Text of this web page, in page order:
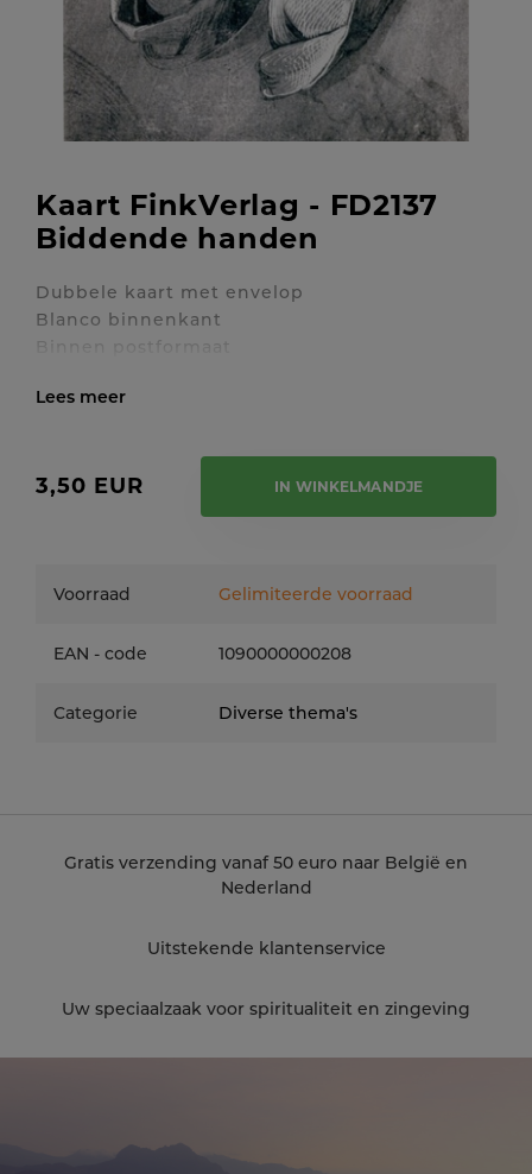
Kaart FinkVerlag - FD2137
Biddende handen
Dubbele kaart met envelop
Blanco binnenkant
Binnen postformaat
3,50 EUR IN WINKELMANDJE
Voorraad Gelimiteerde voorraad
EAN - code 1090000000208
Categorie Diverse thema's
Gratis verzending vanaf 50 euro naar België en
Nederland
Uitstekende klantenservice
Uw speciaalzaak voor spiritualiteit en zingeving